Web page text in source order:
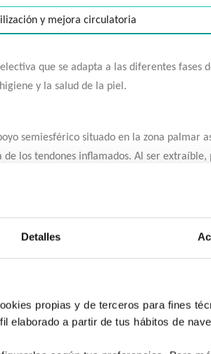
Detalles
propias y de terceros para fines
elaborado a partir de tus hábitos de
y mejora circulatoria
que se adapta a las diferentes
y la salud de la piel.
semiesférico situado en la zona palmar
los tendones inflamados. Al ser
un tejido con
. Este diseño
local. Además, su tratamiento
estabilidad extra.